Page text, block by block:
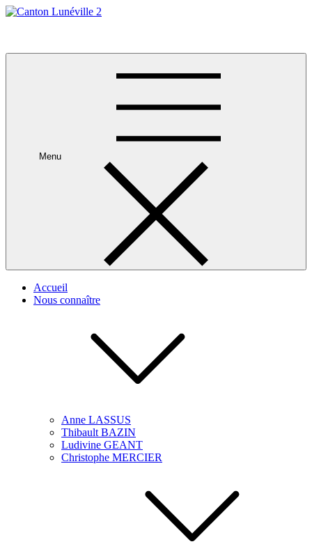
Skip
Menu
Accueil
Nous connaître
Anne LASSUS
Thibault BAZIN
Ludivine GEANT
Christophe MERCIER